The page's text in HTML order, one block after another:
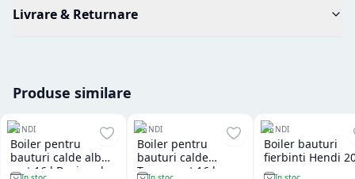
Livrare & Returnare
Produse similare
HENDI
Boiler pentru
bauturi calde alb
mat 16 l Design de
HENDI
Boiler pentru
bauturi calde
Taupe mat 16 l
HENDI
Boiler bauturi
fierbinti Hendi